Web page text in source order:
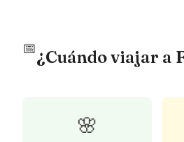
📅¿Cuándo viajar a
🌸